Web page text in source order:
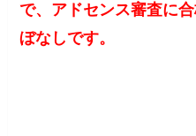
で、アドセンス審査に
ぼなしです。